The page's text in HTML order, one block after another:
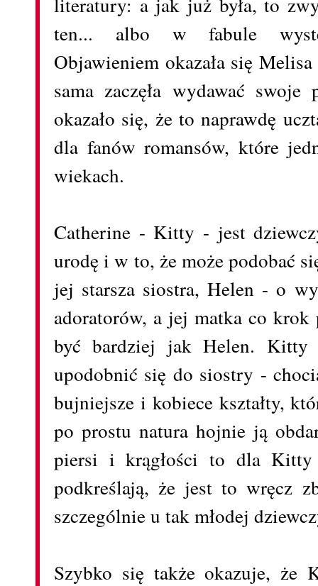
ten... albo w fabule
Objawieniem okazała się
sama zaczęła wydawać
okazało się, że to naprawdę
dla fanów romansów, które
wiekach.
Catherine - Kitty - jest
urodę i w to, że może podobać
jej starsza siostra, Helen - o
adoratorów, a jej matka co
być bardziej jak Helen.
upodobnić się do siostry -
bujniejsze i kobiece kształty,
po prostu natura hojnie ją
piersi i krągłości to dla Kitty
podkreślają, że jest to wręcz
szczególnie u tak młodej
Szybko się także okazuje,